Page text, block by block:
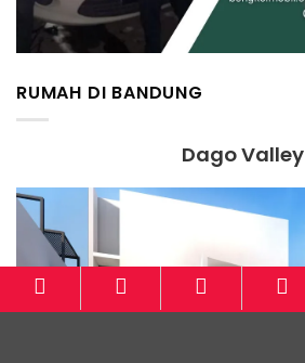
RUMAH DI BANDUNG
Dago Valley